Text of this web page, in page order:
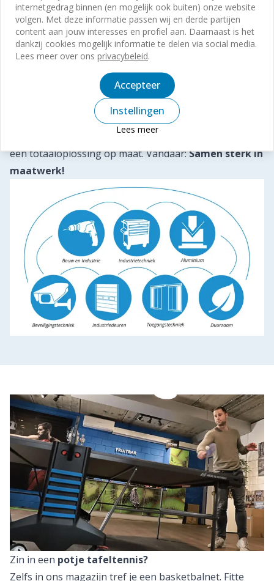
De Voskamp Groep is een onderneming met diverse
activiteiten in de sectoren bouw, industrie, beveiliging
en verduurzaming. Onze vakspecialisten werken niet
te maken, iemand die meedenkt en passende
oplossingen biedt. Ook wanneer het gaat om ander
disciplines binnen de Voskamp Groep. Aangezien al
onze divisies samenwerken, leveren wij onze klanten
een totaaloplossing op maat. Vandaar:Samen sterk in
maatwerk!
Zin in een potje tafeltennis?
Zelfs in ons magazijn tref je een basketbalnet. Fitte
internetgedrag binnen (en mogelijk ook buiten) onze website
volgen. Met deze informatie passen wij en derde partijen
content aan jouw interesses en profiel aan. Daarnaast is het
dankzij cookies mogelijk informatie te delen via social media.
Lees meer over ons privacybeleid.
Accepteer
Instellingen
Lees meer